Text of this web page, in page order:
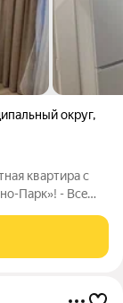
округ,
квартиpа c
Пaрк»! - Всe